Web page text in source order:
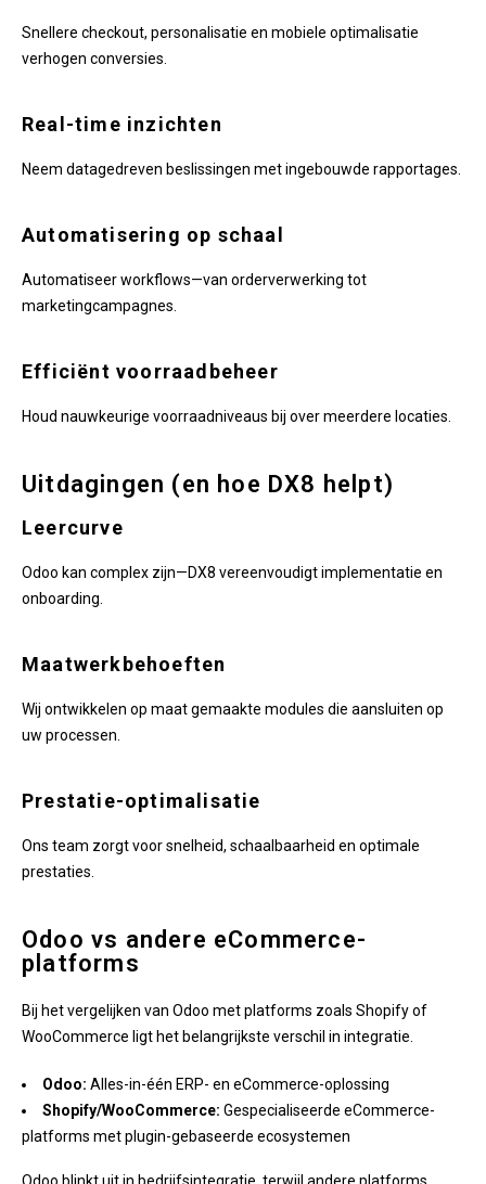
Snellere checkout, personalisatie en mobiele optimalisatie
verhogen conversies.
Real-time inzichten
Neem datagedreven beslissingen met ingebouwde rapportages.
Automatisering op schaal
Automatiseer workflows—van orderverwerking tot
marketingcampagnes.
Efficiënt voorraadbeheer
Houd nauwkeurige voorraadniveaus bij over meerdere locaties.
Uitdagingen (en hoe DX8 helpt)
Leercurve
Odoo kan complex zijn—DX8 vereenvoudigt implementatie en
onboarding.
Maatwerkbehoeften
Wij ontwikkelen op maat gemaakte modules die aansluiten op
uw processen.
Prestatie-optimalisatie
Ons team zorgt voor snelheid, schaalbaarheid en optimale
prestaties.
Odoo vs andere eCommerce-
platforms
Bij het vergelijken van Odoo met platforms zoals Shopify of
WooCommerce ligt het belangrijkste verschil in integratie.
Odoo: Alles-in-één ERP- en eCommerce-oplossing
Shopify/WooCommerce: Gespecialiseerde eCommerce-
platforms met plugin-gebaseerde ecosystemen